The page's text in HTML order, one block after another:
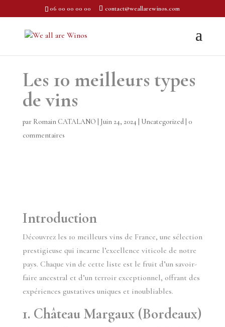
06 00 00 00 00 contact@weallarewinos.com
Les 10 meilleurs types
de vins
par Romain CATALANO Juin 24, 2024 Uncategorized| 0
commentaires
Introduction
Découvrez les 10 meilleurs vins de France, une sélection
prestigieuse qui incarne l’excellence viticole de notre
pays. Chaque vin de cette liste est le fruit d’un savoir-
faire ancestral et d’un terroir exceptionnel, offrant des
expériences gustatives uniques et inoubliables.
1. Château Margaux (Bordeaux)